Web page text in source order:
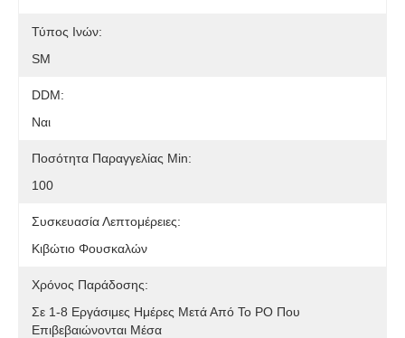
Τύπος Ινών:
SM
DDM:
Ναι
Ποσότητα Παραγγελίας Min:
100
Συσκευασία Λεπτομέρειες:
Κιβώτιο Φουσκαλών
Χρόνος Παράδοσης:
Σε 1-8 Εργάσιμες Ημέρες Μετά Από Το PO Που
Επιβεβαιώνονται Μέσα